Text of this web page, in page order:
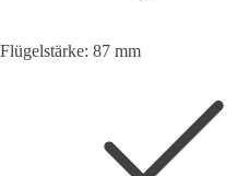
Flügelstärke: 87 mm